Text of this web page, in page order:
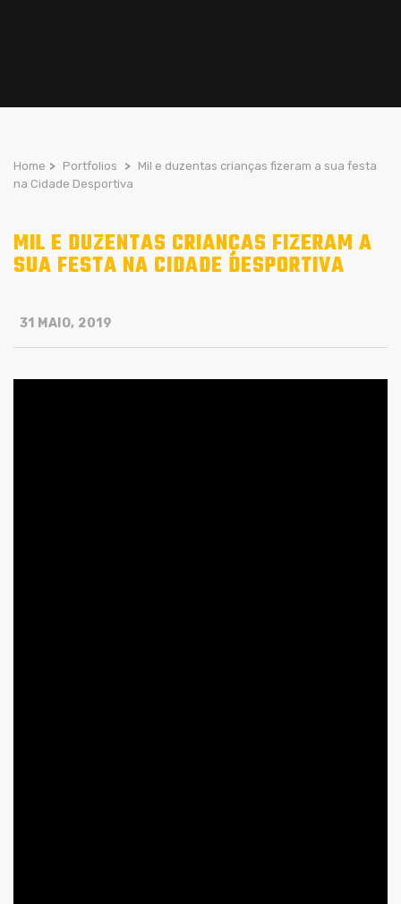
Home > Portfolios > Mil e duzentas crianças fizeram a sua festa
na Cidade Desportiva
MIL E DUZENTAS CRIANÇAS FIZERAM A
SUA FESTA NA CIDADE DESPORTIVA
31 MAIO, 2019